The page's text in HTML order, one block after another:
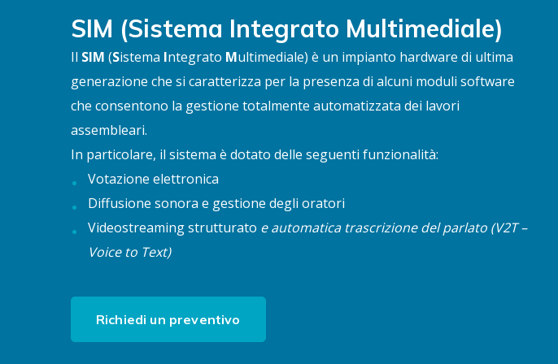
SIM (Sistema Integrato Multimediale)
Il SIM (Sistema Integrato Multimediale) è un impianto hardware di ultima
generazione che si caratterizza per la presenza di alcuni moduli software
che consentono la gestione totalmente automatizzata dei lavori
assembleari.
In particolare, il sistema è dotato delle seguenti funzionalità:
Votazione elettronica
Diffusione sonora e gestione degli oratori
Videostreaming strutturato e automatica trascrizione del parlato (V2T –
Voice to Text)
Richiedi un preventivo